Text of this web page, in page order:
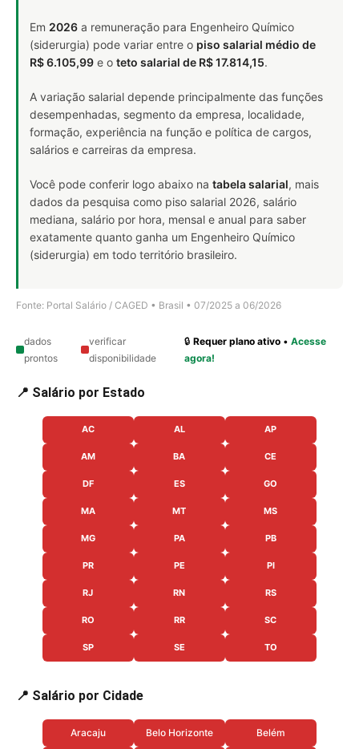
Em 2026 a remuneração para Engenheiro Químico
(siderurgia) pode variar entre o piso salarial médio de
R$ 6.105,99 e o teto salarial de R$ 17.814,15.
A variação salarial depende principalmente das funções
desempenhadas, segmento da empresa, localidade,
formação, experiência na função e política de cargos,
salários e carreiras da empresa.
Você pode conferir logo abaixo na tabela salarial, mais
dados da pesquisa como piso salarial 2026, salário
mediana, salário por hora, mensal e anual para saber
exatamente quanto ganha um Engenheiro Químico
(siderurgia) em todo território brasileiro.
Fonte: Portal Salário / CAGED • Brasil • 07/2025 a 06/2026
dados
prontos
verificar
disponibilidade
🔒Requer plano ativo •Acesse
agora!
📍 Salário por Estado
AC AL AP
AM BA CE
DF ES GO
MA MT MS
MG PA PB
PR PE PI
RJ RN RS
RO RR SC
SP SE TO
📍 Salário por Cidade
Aracaju Belo Horizonte Belém